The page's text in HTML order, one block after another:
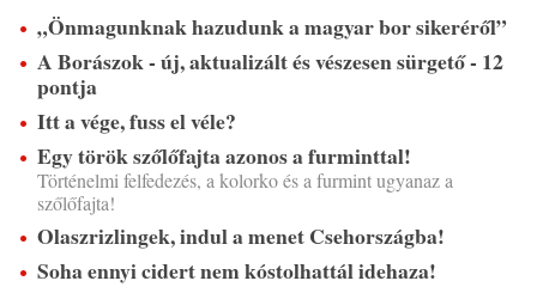
„Önmagunknak hazudunk a magyar bor sikeréről”
A Borászok - új, aktualizált és vészesen sürgető - 12
pontja
Itt a vége, fuss el véle?
Egy török szőlőfajta azonos a furminttal!
Történelmi felfedezés, a kolorko és a furmint ugyanaz a
szőlőfajta!
Olaszrizlingek, indul a menet Csehországba!
Soha ennyi cidert nem kóstolhattál idehaza!